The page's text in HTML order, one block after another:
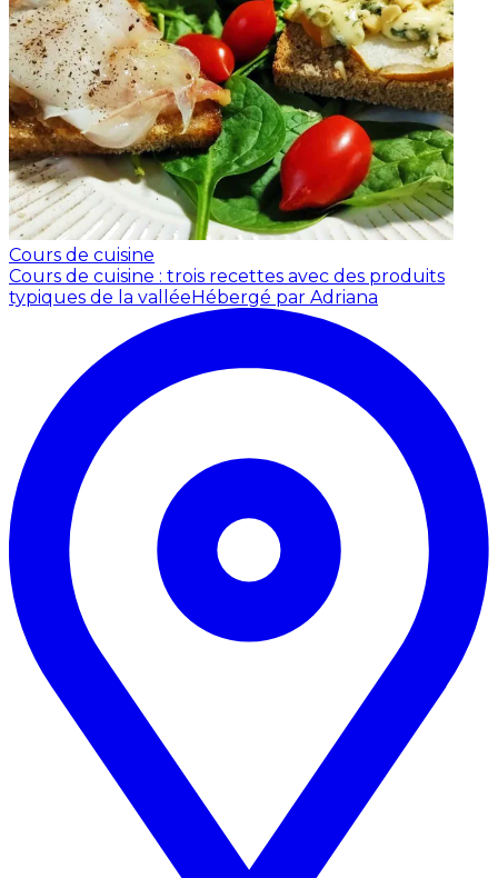
Cours de cuisine
Cours de cuisine : trois recettes avec des produits
typiques de la valléeHébergé par Adriana